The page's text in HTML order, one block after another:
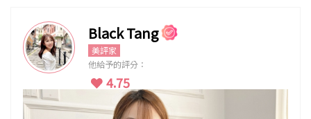
Black Tang
美評家
他給予的評分：
4.75